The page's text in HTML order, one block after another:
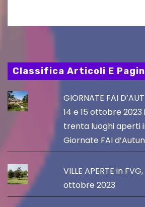
Classifica Articoli E
GIORNATE FAI
14 e 15 ottobre
trenta luoghi aperti
Giornate FAI
VILLE APERTE in
ottobre 2023